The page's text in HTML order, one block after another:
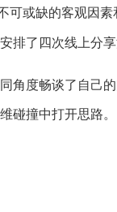
可或缺的客观因
排了四次线上分享
度畅谈了自己
碰撞中打开思路。